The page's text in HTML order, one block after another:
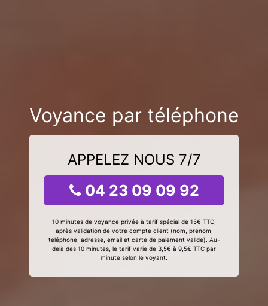
Voyance par téléphone
APPELEZ NOUS 7/7
04 23 09 09 92
10 minutes de voyance privée à tarif spécial de 15€ TTC,
après validation de votre compte client (nom, prénom,
téléphone, adresse, email et carte de paiement valide). Au-
delà des 10 minutes, le tarif varie de 3,5€ à 9,5€ TTC par
minute selon le voyant.